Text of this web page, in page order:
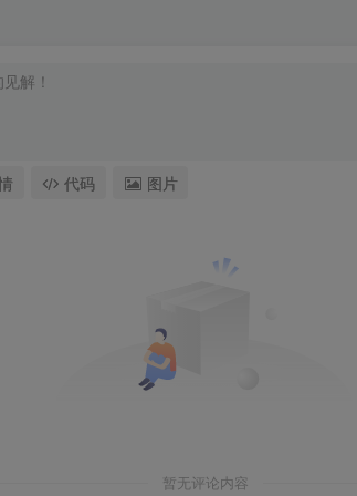
代码 图片
暂无评论内容